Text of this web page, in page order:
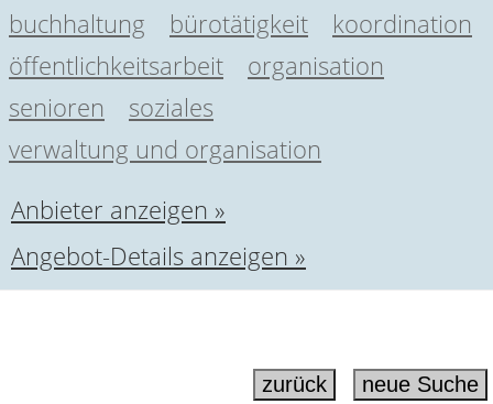
buchhaltung
bürotätigkeit
koordination
öffentlichkeitsarbeit
organisation
senioren
soziales
verwaltung und organisation
Anbieter anzeigen »
Angebot-Details anzeigen »